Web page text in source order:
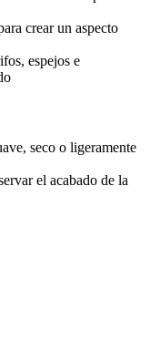
crear un aspecto
espejos e
seco o ligeramente
el acabado de la